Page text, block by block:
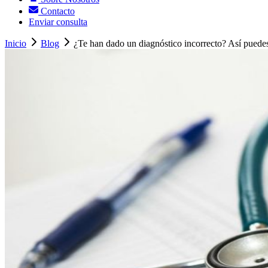
Contacto
Enviar consulta
Inicio Blog ¿Te han dado un diagnóstico incorrecto? Así